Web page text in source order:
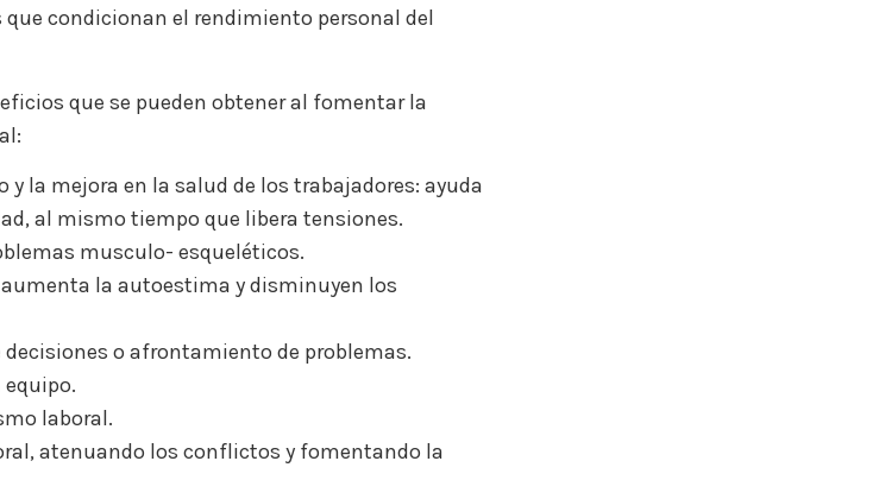
condicionan el rendimiento personal del
que se pueden obtener al fomentar la
la mejora en la salud de los trabajadores: ayuda
al mismo tiempo que libera tensiones.
musculo- esqueléticos.
la autoestima y disminuyen los
o afrontamiento de problemas.
equipo.
laboral.
atenuando los conflictos y fomentando la